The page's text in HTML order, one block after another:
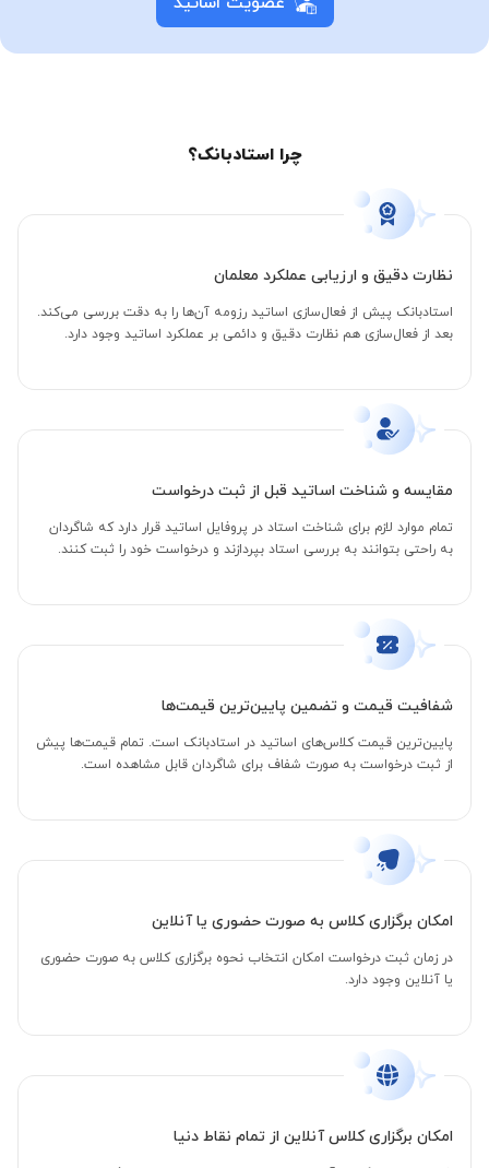
چرا استادبانک؟
نظارت دقیق و ارزیابی عملکرد معلمان
استادبانک پیش از فعال‌سازی اساتید رزومه آن‌ها را به دقت بررسی می‌کند.
بعد از فعال‌سازی هم نظارت دقیق و دائمی بر عملکرد اساتید وجود دارد.
مقایسه و شناخت اساتید قبل از ثبت درخواست
تمام موارد لازم برای شناخت استاد در پروفایل اساتید قرار دارد که شاگردان
به راحتی بتوانند به بررسی استاد بپردازند و درخواست خود را ثبت کنند.
شفافیت قیمت و تضمین پایین‌ترین قیمت‌ها
پایین‌ترین قیمت کلاس‌های اساتید در استادبانک است. تمام قیمت‌ها پیش
از ثبت درخواست به صورت شفاف برای شاگردان قابل مشاهده است.
امکان برگزاری کلاس به صورت حضوری یا آنلاین
در زمان ثبت درخواست امکان انتخاب نحوه برگزاری کلاس به صورت حضوری
یا آنلاین وجود دارد.
امکان برگزاری کلاس آنلاین از تمام نقاط دنیا